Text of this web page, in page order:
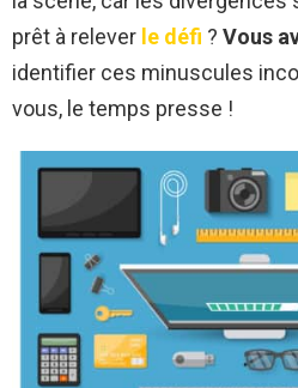
prêt à relever le défi ? Vous
identifier ces minuscules
vous, le temps presse !